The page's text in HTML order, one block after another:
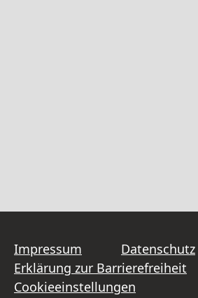
Impressum
Datenschutz
Erklärung zur Barrierefreiheit
Cookieeinstellungen